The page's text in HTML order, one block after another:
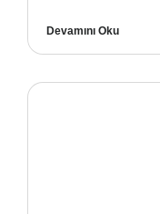
Devamını Oku